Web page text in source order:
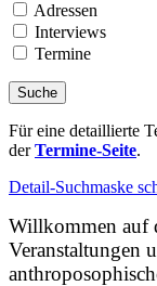
Adressen
Interviews
Termine
Für eine detaillierte
derTermine-Seite.
Detail-Suchmaske
Willkommen auf
Veranstaltungen